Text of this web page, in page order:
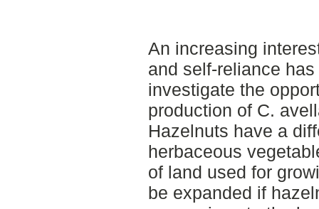
An increasing
and self-reliance
investigate the
production of C.
Hazelnuts have a
herbaceous
of land used for
be expanded if